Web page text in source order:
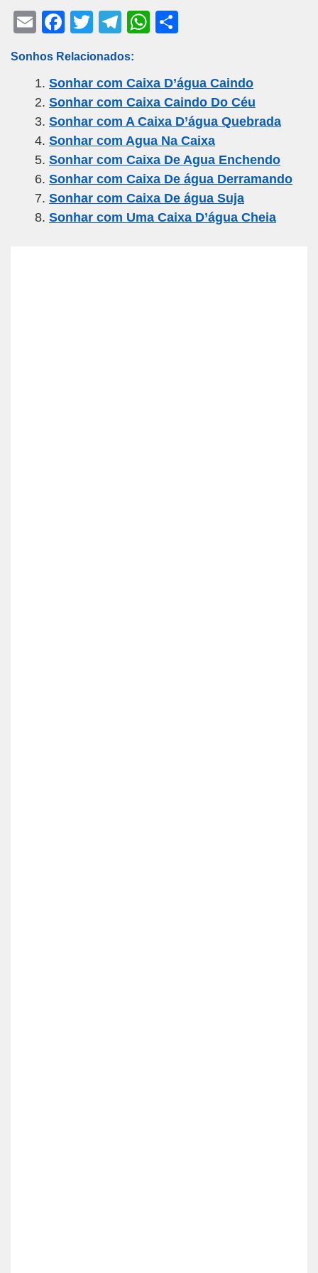
E
ail
F
a
c
e
b
o
o
k
T
tt
er
T
e
gr
a
m
W
s
A
p
p
e
Sonhos Relacionados:
Sonhar com Caixa D’água Caindo
Sonhar com Caixa Caindo Do Céu
Sonhar com A Caixa D’água Quebrada
Sonhar com Agua Na Caixa
Sonhar com Caixa De Agua Enchendo
Sonhar com Caixa De água Derramando
Sonhar com Caixa De água Suja
Sonhar com Uma Caixa D’água Cheia